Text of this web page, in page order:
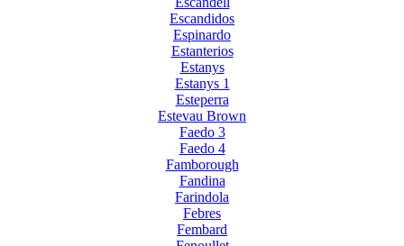
Escandidos
Espinardo
Estanterios
Estanys
Estanys 1
Esteperra
Estevau Brown
Faedo 3
Faedo 4
Famborough
Fandina
Farindola
Febres
Fembard